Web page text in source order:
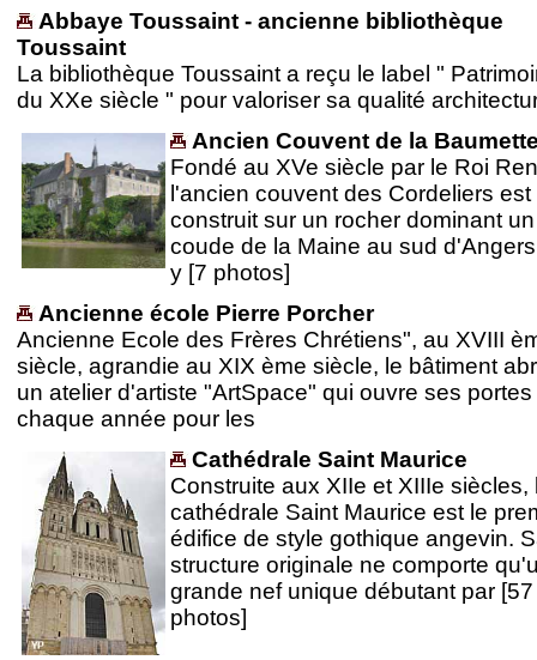
Abbaye Toussaint - ancienne bibliothèque
Toussaint
La bibliothèque Toussaint a reçu le label "
du XXe siècle " pour valoriser sa qualité
Ancien Couvent de la
Fondé au XVe siècle par le Roi
l'ancien couvent des Cordeliers est
construit sur un rocher dominant un
coude de la Maine au sud
y [7 photos]
Ancienne école Pierre Porcher
Ancienne Ecole des Frères Chrétiens", au XVIII
siècle, agrandie au XIX ème siècle, le bâtiment
un atelier d'artiste "ArtSpace" qui ouvre ses portes
chaque année pour les
Cathédrale Saint Maurice
Construite aux XIIe et XIIIe siècles,
cathédrale Saint Maurice est le
édifice de style gothique angevin.
structure originale ne comporte
grande nef unique débutant par [57
photos]